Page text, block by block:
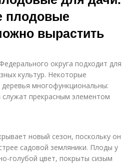
плодовые
вырастить
округа подходит для
культур. Некоторые
многофункциональны:
прекрасным элементом
новый сезон, поскольку он
садовой земляники. Плоды у
голубой цвет, покрыты сизым